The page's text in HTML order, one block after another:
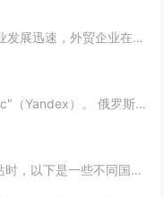
在现今的经济环境下，全球外贸行业发展迅速，外贸企业在寻找客户方面也变得越来越重要，并且更加重视做好国外B2B网站的使用。因此，在选择一个合适的国外B2B网站时，您应该根据您的需求选择一个合适的网站，下面介绍一下国外免费的b2b网站有哪些？...
俄罗斯最常用的搜索引擎是"Яндекс"（Yandex）。 俄罗斯搜索引擎yandex入口： 1、俄罗斯搜索引擎入口1：yandex.com，无须登录直接使用。 2、俄罗斯搜索引擎入口2：www.yandex.ru，需要登录使用。...
当涉及到全球范围内的免费B2B网站时，以下是一些不同国家的B2B网站，它们为企业提供了广阔的国际市场。这些网站在不同国家和地区具有不同的影响力，但都是免费使用的。 各国免费b2b网站： 1. 中国： - Alib...